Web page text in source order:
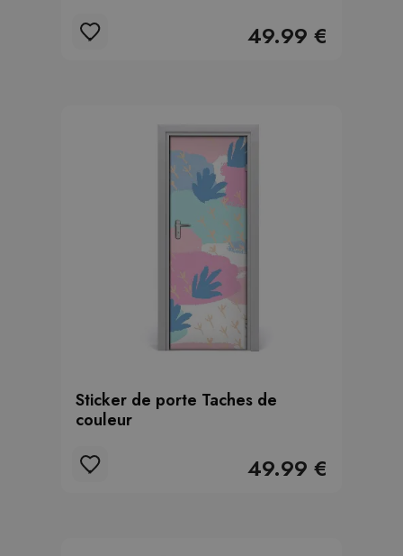
49.99 €
Sticker de porte Taches de
couleur
49.99 €